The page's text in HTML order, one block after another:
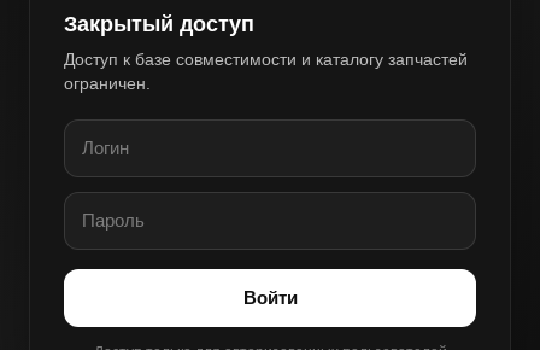
Закрытый доступ
Доступ к базе совместимости и каталогу запчастей
ограничен.
Войти